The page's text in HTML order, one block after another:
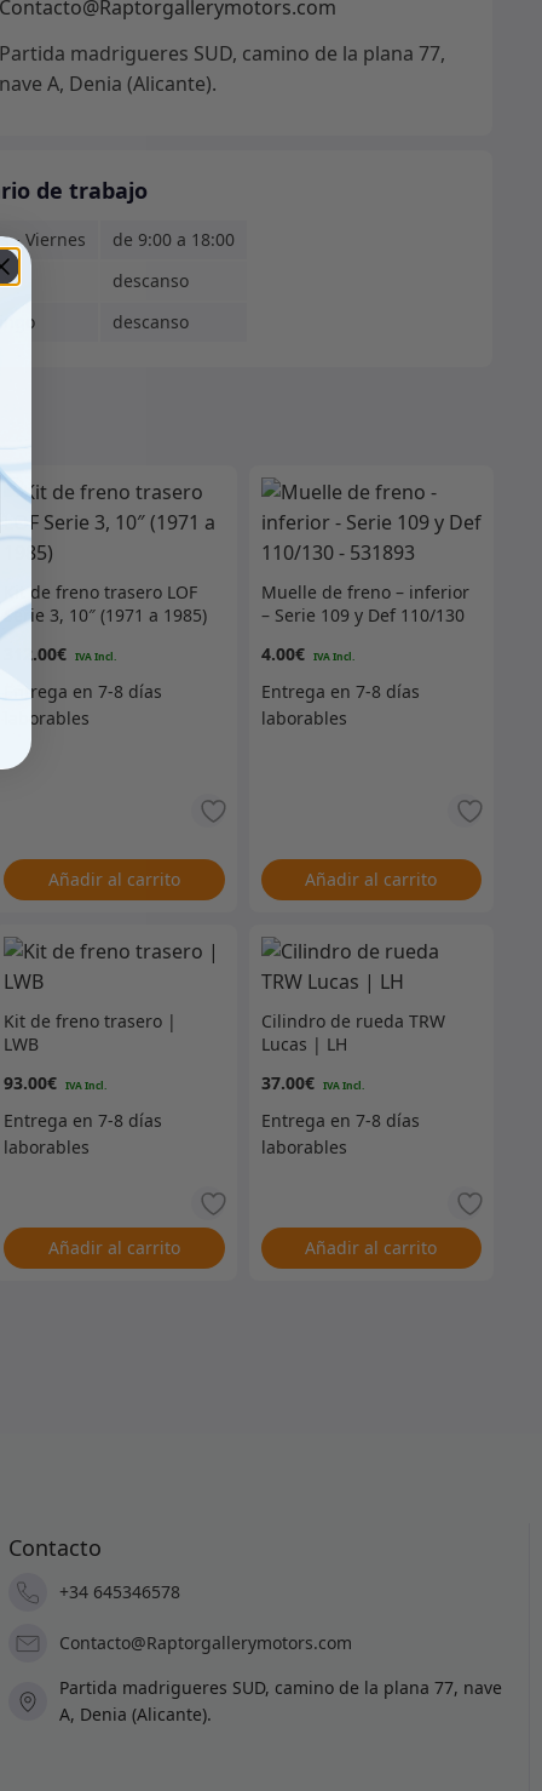
Contacto@Raptorgallerymotors.com
Partida madrigueres SUD, camino de la plana 77,
nave A, Denia (Alicante).
de trabajo
- Viernes
de 9:00 a 18:00
descanso
descanso
Kit de freno trasero LOF
Serie 3, 10″ (1971 a 1985)
312.00€
Añadir al carrito
Muelle de freno – inferior
– Serie 109 y Def 110/130
4.00€
Añadir al carrito
Kit de freno trasero |
LWB
93.00€
Añadir al carrito
Cilindro de rueda TRW
Lucas | LH
37.00€
Añadir al carrito
Contacto
+34 645346578
Contacto@Raptorgallerymotors.com
Partida madrigueres SUD, camino de la plana 77, nave
A, Denia (Alicante).